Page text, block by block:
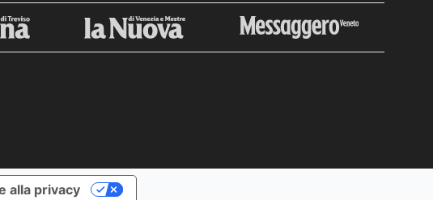
alla privacy